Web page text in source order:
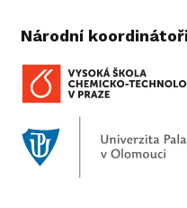
Národní koordinátoři